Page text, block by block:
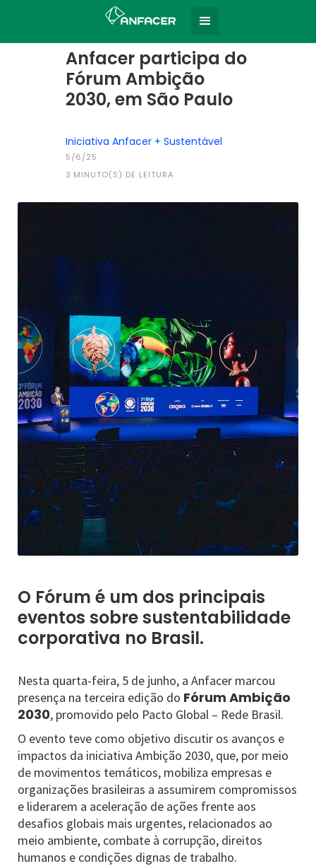
Todas as notícias
Anfacer participa do
Fórum Ambição
2030, em São Paulo
Iniciativa Anfacer + Sustentável
5/6/25
3 MINUTO(S) DE LEITURA
O Fórum é um dos principais
eventos sobre sustentabilidade
corporativa no Brasil.
Nesta quarta-feira, 5 de junho, a Anfacer marcou
presença na terceira edição do Fórum Ambição
2030, promovido pelo Pacto Global – Rede Brasil.
O evento teve como objetivo discutir os avanços e
impactos da iniciativa Ambição 2030, que, por meio
de movimentos temáticos, mobiliza empresas e
organizações brasileiras a assumirem compromissos
e liderarem a aceleração de ações frente aos
desafios globais mais urgentes, relacionados ao
meio ambiente, combate à corrupção, direitos
humanos e condições dignas de trabalho.